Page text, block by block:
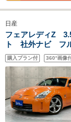
日産
フェアレディZ
ト 社外ナビ フ
ートカバー
コ リモコンキー
購入プラン付 360°画像